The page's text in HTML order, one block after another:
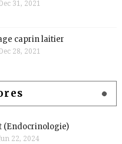
31, 2021
caprin laitier
28, 2021
(Endocrinologie)
22, 2024